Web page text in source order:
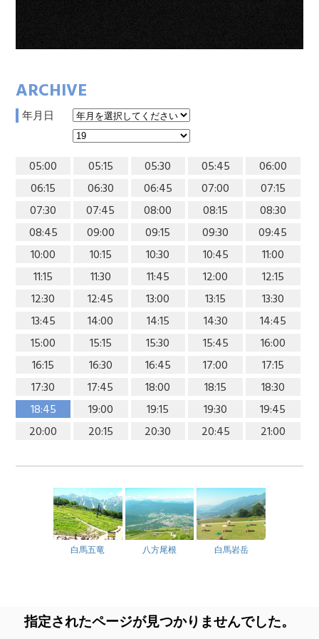
ARCHIVE
年月日
05:00 05:15 05:30 05:45
06:00
06:15
06:30 06:45 07:00
07:15
07:30
07:45 08:00 08:15
08:30
08:45
09:00 09:15 09:30
09:45
10:00
10:15 10:30 10:45
11:00
11:15
11:30 11:45 12:00
12:15
12:30
12:45 13:00 13:15
13:30
13:45
14:00 14:15 14:30
14:45
15:00
15:15 15:30 15:45
16:00
16:15
16:30 16:45 17:00
17:15
17:30
17:45 18:00 18:15
18:30
18:45
19:00 19:15 19:30
19:45
20:00
20:15 20:30 20:45 21:00
白馬五竜 八方尾根 白馬岩岳